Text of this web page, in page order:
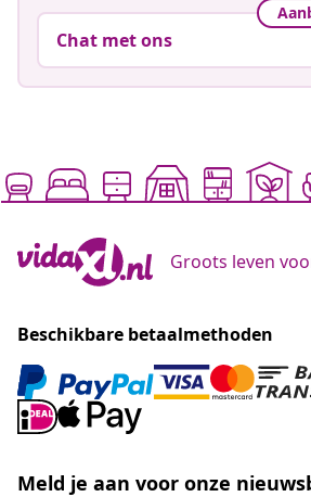
Chat met ons
Groots leven
Beschikbare betaalmethoden
Meld je aan voor onze